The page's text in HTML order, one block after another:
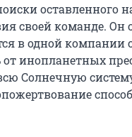
оставленного
своей команде. Он
в одной
инопланетных
Солнечную